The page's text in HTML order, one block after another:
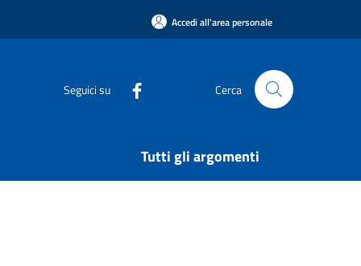
Accedi all'area personale
Seguici su Cerca
Tutti gli argomenti